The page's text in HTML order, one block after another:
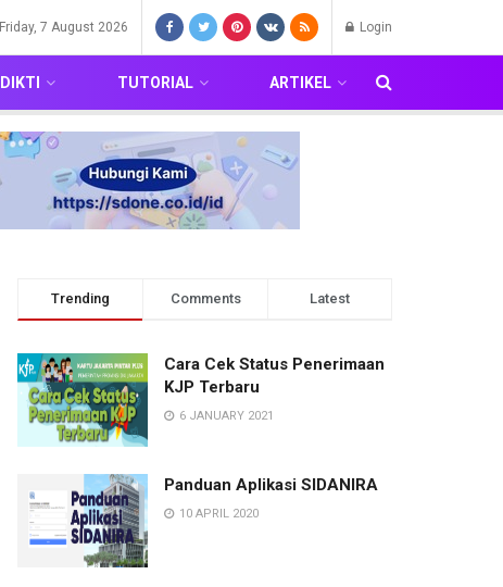
Friday, 7 August 2026 Login
DIKTI TUTORIAL ARTIKEL
Trending Comments Latest
Cara Cek Status Penerimaan
KJP Terbaru
6 JANUARY 2021
Panduan Aplikasi SIDANIRA
10 APRIL 2020